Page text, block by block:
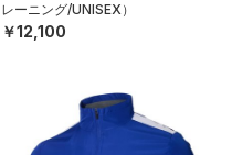
レーニング/UNISEX）
￥12,100